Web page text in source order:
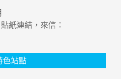
紙連結，來信：
色站點